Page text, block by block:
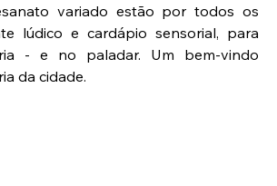
variado estão por todos os
lúdico e cardápio sensorial, para
- e no paladar. Um bem-vindo
da cidade.